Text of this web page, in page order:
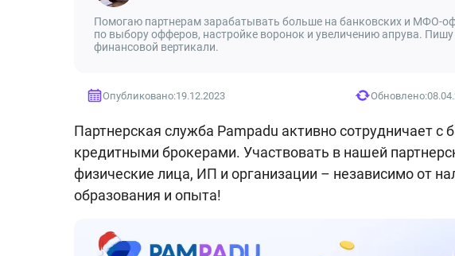
Помогаю партнерам зарабатывать больше на банковских и МФО-
по выбору офферов, настройке воронок и увеличению апрува. Пишу
финансовой вертикали.
Опубликовано:19.12.2023 Обновлено:
Партнерская служба Pampadu активно сотрудничает с
кредитными брокерами. Участвовать в нашей
физические лица, ИП и организации – независимо от
образования и опыта!